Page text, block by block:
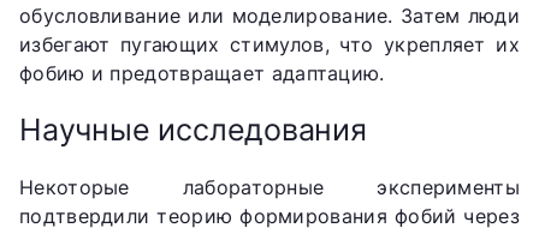
обусловливание или моделирование. Затем люди
избегают пугающих стимулов, что укрепляет их
фобию и предотвращает адаптацию.
Научные исследования
Некоторые лабораторные эксперименты
подтвердили теорию формирования фобий через